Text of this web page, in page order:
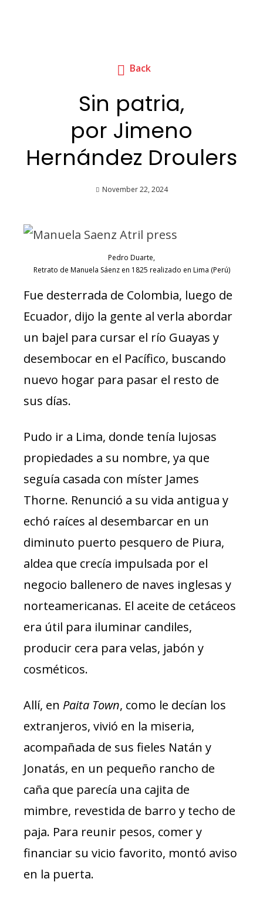
Back
Sin patria,
por Jimeno
Hernández Droulers
November 22, 2024
Pedro Duarte,
Retrato de Manuela Sáenz en 1825 realizado en Lima (Perú)
Fue desterrada de Colombia, luego de
Ecuador, dijo la gente al verla abordar
un bajel para cursar el río Guayas y
desembocar en el Pacífico, buscando
nuevo hogar para pasar el resto de
sus días.
Pudo ir a Lima, donde tenía lujosas
propiedades a su nombre, ya que
seguía casada con míster James
Thorne. Renunció a su vida antigua y
echó raíces al desembarcar en un
diminuto puerto pesquero de Piura,
aldea que crecía impulsada por el
negocio ballenero de naves inglesas y
norteamericanas. El aceite de cetáceos
era útil para iluminar candiles,
producir cera para velas, jabón y
cosméticos.
Allí, en Paita Town, como le decían los
extranjeros, vivió en la miseria,
acompañada de sus fieles Natán y
Jonatás, en un pequeño rancho de
caña que parecía una cajita de
mimbre, revestida de barro y techo de
paja. Para reunir pesos, comer y
financiar su vicio favorito, montó aviso
en la puerta.